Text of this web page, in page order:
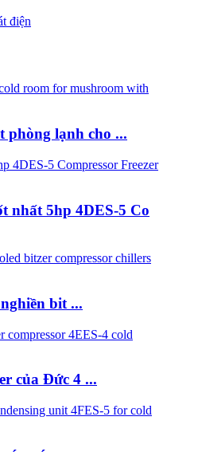
điện
phòng lạnh cho ...
nhất 5hp 4DES-5 Co
bit ...
của Đức 4 ...